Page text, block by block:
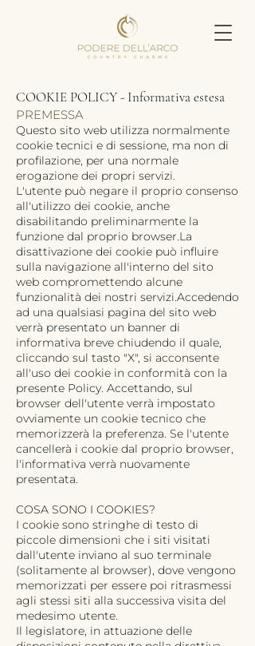
COOKIE POLICY - Informativa estesa
PREMESSA
Questo sito web utilizza normalmente
cookie tecnici e di sessione, ma non di
profilazione, per una normale
erogazione dei propri servizi.
L'utente può negare il proprio consenso
all'utilizzo dei cookie, anche
disabilitando preliminarmente la
funzione dal proprio browser.La
disattivazione dei cookie può influire
sulla navigazione all'interno del sito
web compromettendo alcune
funzionalità dei nostri servizi.Accedendo
ad una qualsiasi pagina del sito web
verrà presentato un banner di
informativa breve chiudendo il quale,
cliccando sul tasto "X", si acconsente
all'uso dei cookie in conformità con la
presente Policy. Accettando, sul
browser dell'utente verrà impostato
ovviamente un cookie tecnico che
memorizzerà la preferenza. Se l'utente
cancellerà i cookie dal proprio browser,
l'informativa verrà nuovamente
presentata.
COSA SONO I COOKIES?
I cookie sono stringhe di testo di
piccole dimensioni che i siti visitati
dall'utente inviano al suo terminale
(solitamente al browser), dove vengono
memorizzati per essere poi ritrasmessi
agli stessi siti alla successiva visita del
medesimo utente.
Il legislatore, in attuazione delle